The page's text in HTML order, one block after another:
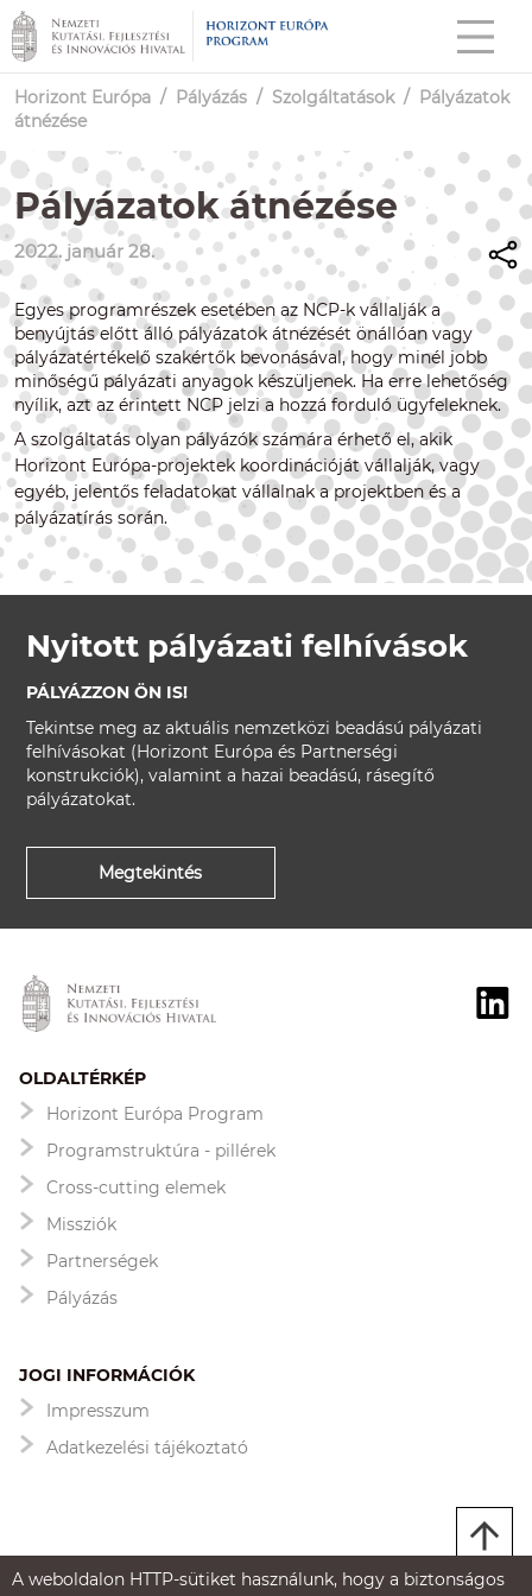
Horizont Európa / Pályázás / Szolgáltatások/ Pályázatok
átnézése
Pályázatok átnézése
2022. január 28.
Egyes programrészek esetében az NCP-k vállalják a
benyújtás előtt álló pályázatok átnézését önállóan vagy
pályázatértékelő szakértők bevonásával, hogy minél jobb
minőségű pályázati anyagok készüljenek. Ha erre lehetőség
nyílik, azt az érintett NCP jelzi a hozzá forduló ügyfeleknek.
A szolgáltatás olyan pályázók számára érhető el, akik
Horizont Európa-projektek koordinációját vállalják, vagy
egyéb, jelentős feladatokat vállalnak a projektben és a
pályázatírás során.
Nyitott pályázati felhívások
PÁLYÁZZON ÖN IS!
Tekintse meg az aktuális nemzetközi beadású pályázati
felhívásokat (Horizont Európa és Partnerségi
konstrukciók), valamint a hazai beadású, rásegítő
pályázatokat.
Megtekintés
OLDALTÉRKÉP
Horizont Európa Program
Programstruktúra - pillérek
Cross-cutting elemek
Missziók
Partnerségek
Pályázás
JOGI INFORMÁCIÓK
Impresszum
Adatkezelési tájékoztató
A weboldalon HTTP-sütiket használunk, hogy a biztonságos